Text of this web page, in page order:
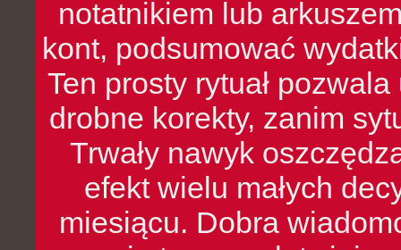
notatnikiem lub
kont, podsumować
Ten prosty rytuał
drobne korekty, zanim
Trwały nawyk
efekt wielu małych
miesiącu. Dobra